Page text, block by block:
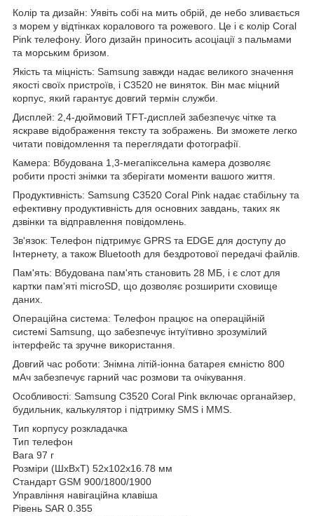
Колір та дизайн: Уявіть собі на мить обрій, де небо зливається
з морем у відтінках коралового та рожевого. Це і є колір Coral
Pink телефону. Його дизайн приносить асоціації з пальмами
та морським бризом.
Якість та міцність: Samsung завжди надає великого значення
якості своїх пристроїв, і C3520 не виняток. Він має міцний
корпус, який гарантує довгий термін служби.
Дисплей: 2,4-дюймовий TFT-дисплей забезпечує чітке та
яскраве відображення тексту та зображень. Ви зможете легко
читати повідомлення та переглядати фотографії.
Камера: Вбудована 1,3-мегапіксельна камера дозволяє
робити прості знімки та зберігати моменти вашого життя.
Продуктивність: Samsung C3520 Coral Pink надає стабільну та
ефективну продуктивність для основних завдань, таких як
дзвінки та відправлення повідомлень.
Зв'язок: Телефон підтримує GPRS та EDGE для доступу до
Інтернету, а також Bluetooth для бездротової передачі файлів.
Пам'ять: Вбудована пам'ять становить 28 МБ, і є слот для
картки пам'яті microSD, що дозволяє розширити сховище
даних.
Операційна система: Телефон працює на операційній
системі Samsung, що забезпечує інтуїтивно зрозумілий
інтерфейс та зручне використання.
Довгий час роботи: Знімна літій-іонна батарея ємністю 800
мАч забезпечує гарний час розмови та очікування.
Особливості: Samsung C3520 Coral Pink включає органайзер,
будильник, калькулятор і підтримку SMS і MMS.
Тип корпусу розкладачка
Тип телефон
Вага 97 г
Розміри (ШxВxТ) 52x102x16.78 мм
Стандарт GSM 900/1800/1900
Управління навігаційна клавіша
Рівень SAR 0.355